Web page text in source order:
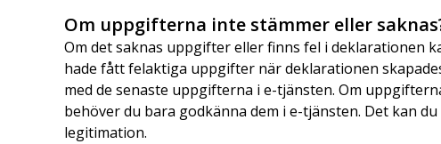
Om uppgifterna inte stämmer eller
Om det saknas uppgifter eller finns fel i deklarationen
hade fått felaktiga uppgifter när deklarationen
med de senaste uppgifterna i e-tjänsten. Om
behöver du bara godkänna dem i e-tjänsten. Det kan
legitimation.